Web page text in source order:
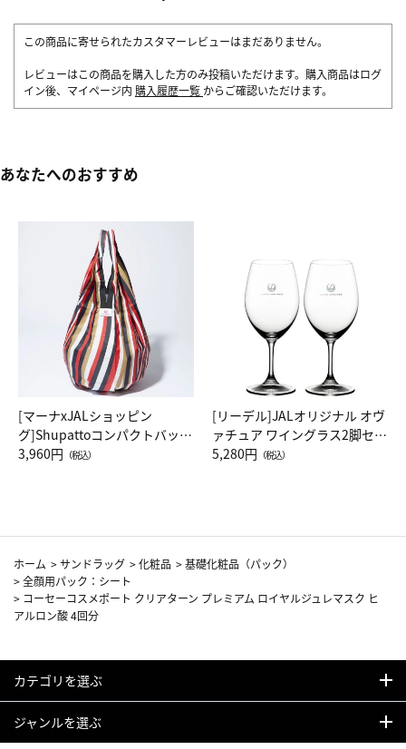
この商品に寄せられたカスタマーレビューはまだありません。
レビューはこの商品を購入した方のみ投稿いただけます。購入商品はログ
イン後、マイページ内 購入履歴一覧 からご確認いただけます。
あなたへのおすすめ
[マーナxJALショッピン
グ]Shupattoコンパクトバッグ
Drop JAL客室乗務員（LC）ス
3,960円 （税込）
[リーデル]JALオリジナル オヴ
ァチュア ワイングラス2脚セッ
ト（レッドワイン）
5,280円 （税込）
ホーム >サンドラッグ >化粧品 >基礎化粧品（パック）
>全顔用パック：シート
> コーセーコスメポート クリアターン プレミアム ロイヤルジュレマスク ヒ
アルロン酸 4回分
カテゴリを選ぶ
ジャンルを選ぶ